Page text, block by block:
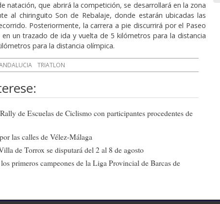
natación, que abrirá la competición, se desarrollará en la zona
al chiringuito Son de Rebalaje, donde estarán ubicadas las
Posteriormente, la carrera a pie discurrirá por el Paseo
en un trazado de ida y vuelta de 5 kilómetros para la distancia
para la distancia olímpica.
TRIATLON
de Escuelas de Ciclismo con participantes procedentes de
las calles de Vélez-Málaga
de Torrox se disputará del 2 al 8 de agosto
primeros campeones de la Liga Provincial de Barcas de